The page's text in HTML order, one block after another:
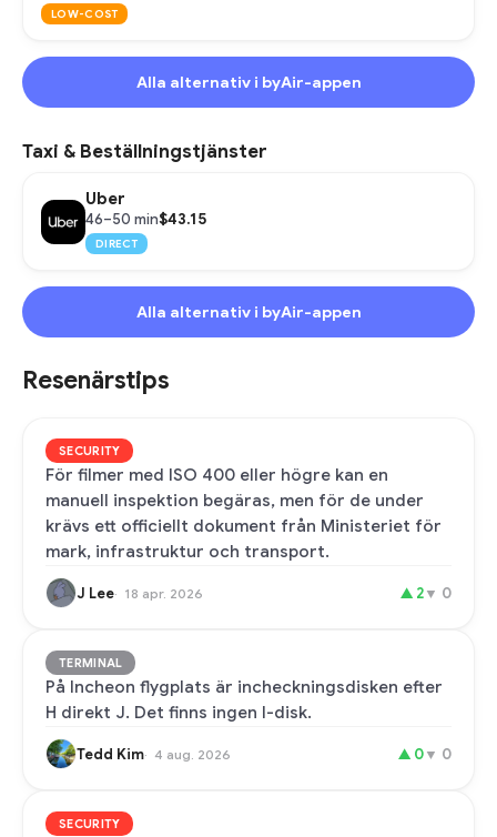
LOW-COST
Alla alternativ i byAir-appen
Taxi & Beställningstjänster
Uber
46–50 min$43.15
DIRECT
Alla alternativ i byAir-appen
Resenärstips
SECURITY
För filmer med ISO 400 eller högre kan en
manuell inspektion begäras, men för de under
krävs ett officiellt dokument från Ministeriet för
mark, infrastruktur och transport.
J Lee 18 apr. 2026 ▲ 2▼ 0
TERMINAL
På Incheon flygplats är incheckningsdisken efter
H direkt J. Det finns ingen I-disk.
Tedd Kim 4 aug. 2026 ▲ 0▼ 0
SECURITY